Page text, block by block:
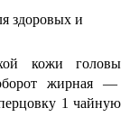
здоровых и
кожи головы
жирная —
1 чайную